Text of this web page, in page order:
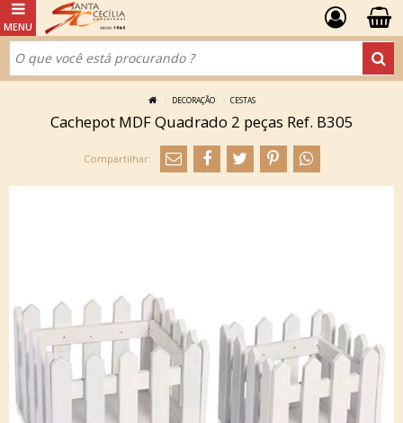
DECORAÇÃO CESTAS
Cachepot MDF Quadrado 2 peças Ref. B305